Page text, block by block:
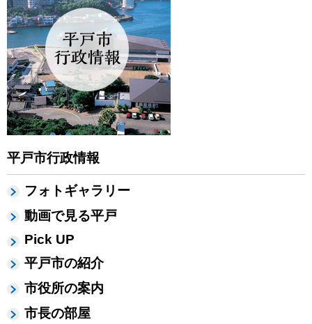
平戸市行政情報
フォトギャラリー
動画で見る平戸
Pick UP
平戸市の紹介
市役所の案内
市長の部屋